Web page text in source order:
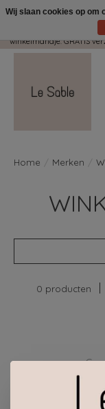
Wij pakken met plezier
winkelmandje. GRATIS
Home Merken
0 producten
Wij slaan cookies op om